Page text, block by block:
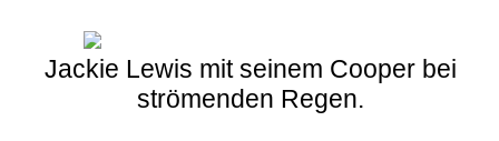
Jackie Lewis mit seinem Cooper bei
strömenden Regen.